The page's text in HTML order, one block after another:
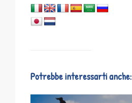
Potrebbe interessarti anche: